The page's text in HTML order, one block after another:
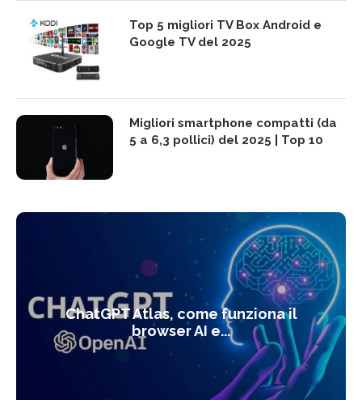
Top 5 migliori TV Box Android e
Google TV del 2025
Migliori smartphone compatti (da
5 a 6,3 pollici) del 2025 | Top 10
ChatGPT Atlas, come funziona il
browser AI e...